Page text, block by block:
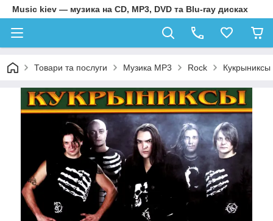
Music kiev — музика на CD, MP3, DVD та Blu-ray дисках
Товари та послуги Музика MP3 Rock